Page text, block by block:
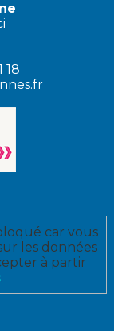
18
car vous
les données
à partir
.